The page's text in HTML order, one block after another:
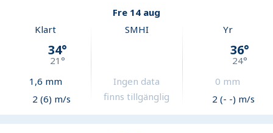
Fre 14 aug
Klart
34°
21°
1,6 mm
2 (6) m/s
SMHI
Ingen data
finns tillgänglig
Yr
36°
24°
0 mm
2 (- -) m/s